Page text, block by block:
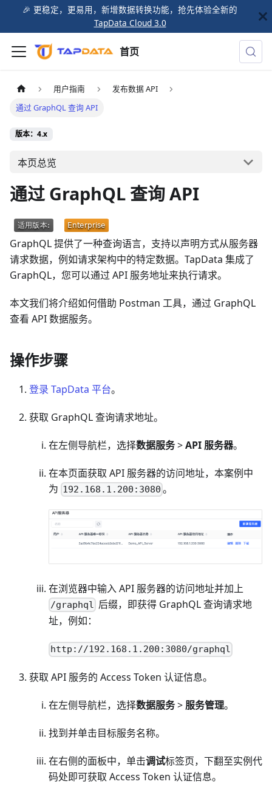
🎉️ 更稳定，更易用，新增数据转换功能，抢先体验全新的
TapData Cloud 3.0
首页
用户指南
发布数据 API
通过 GraphQL 查询 API
版本：4.x
本页总览
通过 GraphQL 查询 API
GraphQL 提供了一种查询语言，支持以声明方式从服务器
请求数据，例如请求架构中的特定数据。TapData 集成了
GraphQL，您可以通过 API 服务地址来执行请求。
本文我们将介绍如何借助 Postman 工具，通过 GraphQL
查看 API 数据服务。
操作步骤
登录 TapData 平台。
获取 GraphQL 查询请求地址。
在左侧导航栏，选择数据服务>API 服务器。
在本页面获取 API 服务器的访问地址，本案例中
为 192.168.1.200:3080 。
在浏览器中输入 API 服务器的访问地址并加上
/graphql 后缀，即获得 GraphQL 查询请求地
址，例如：
http://192.168.1.200:3080/graphql
获取 API 服务的 Access Token 认证信息。
在左侧导航栏，选择数据服务> 服务管理。
找到并单击目标服务名称。
在右侧的面板中，单击调试标签页，下翻至实例代
码处即可获取 Access Token 认证信息。